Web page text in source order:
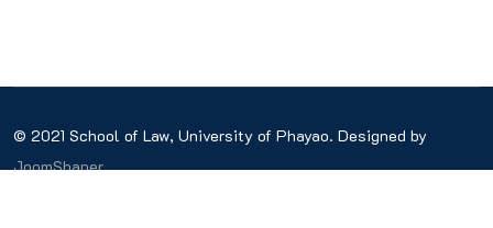
© 2021 School of Law, University of Phayao. Designed by
JoomShaper